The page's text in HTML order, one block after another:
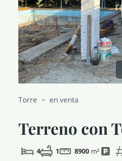
CONOCENOS
NOTICIAS Y BLOG
PERFIL
Torre en venta
Terreno con
4 1 8900 m²